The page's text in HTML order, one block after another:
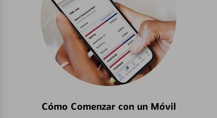
Cómo Comenzar con un Móvil